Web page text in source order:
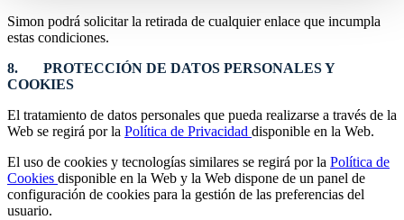
Simon podrá solicitar la retirada de cualquier enlace que incumpla
estas condiciones.
8. PROTECCIÓN DE DATOS PERSONALES Y
COOKIES
El tratamiento de datos personales que pueda realizarse a través de la
Web se regirá por la Política de Privacidad disponible en la Web.
El uso de cookies y tecnologías similares se regirá por la Política de
Cookies disponible en la Web y la Web dispone de un panel de
configuración de cookies para la gestión de las preferencias del
usuario.